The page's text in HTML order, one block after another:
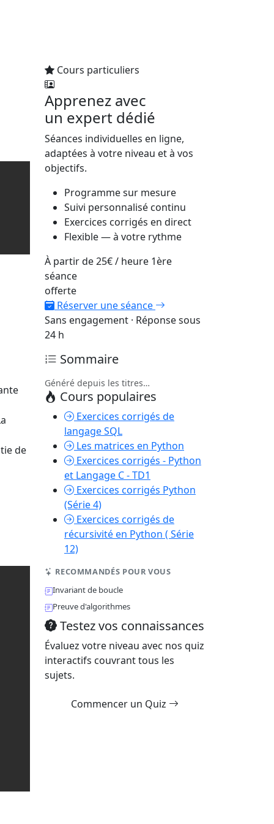
de
Cours particuliers
Apprenez avec
un expert dédié
Séances individuelles en ligne,
adaptées à votre niveau et à vos
objectifs.
Programme sur mesure
Suivi personnalisé continu
Exercices corrigés en direct
Flexible — à votre rythme
À partir de25€/ heure 1ère
séance
offerte
Réserver une séance
Sans engagement · Réponse sous
24 h
Sommaire
Généré depuis les titres…
Cours populaires
Exercices corrigés de
langage SQL
Les matrices en Python
Exercices corrigés - Python
et Langage C - TD1
Exercices corrigés Python
(Série 4)
Exercices corrigés de
récursivité en Python ( Série
12)
RECOMMANDÉS POUR VOUS
Invariant de boucle
Preuve d'algorithmes
Testez vos connaissances
Évaluez votre niveau avec nos quiz
interactifs couvrant tous les
sujets.
Commencer un Quiz